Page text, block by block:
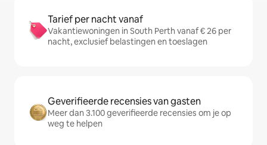
Tarief per nacht vanaf
Vakantiewoningen in South Perth vanaf € 26 per
nacht, exclusief belastingen en toeslagen
Geverifieerde recensies van gasten
Meer dan 3.100 geverifieerde recensies om je op
weg te helpen